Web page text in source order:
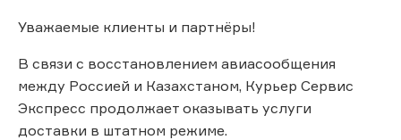
Уважаемые клиенты и партнёры!
В связи с восстановлением авиасообщения
между Россией и Казахстаном, Курьер Сервис
Экспресс продолжает оказывать услуги
доставки в штатном режиме.